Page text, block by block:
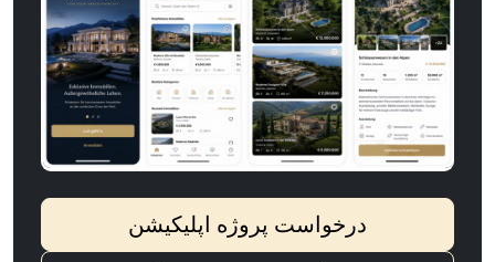
درخواست پروژه اپلیکیشن